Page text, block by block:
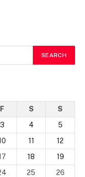
F S
S
3 4
5
11
12
18
19
25
26